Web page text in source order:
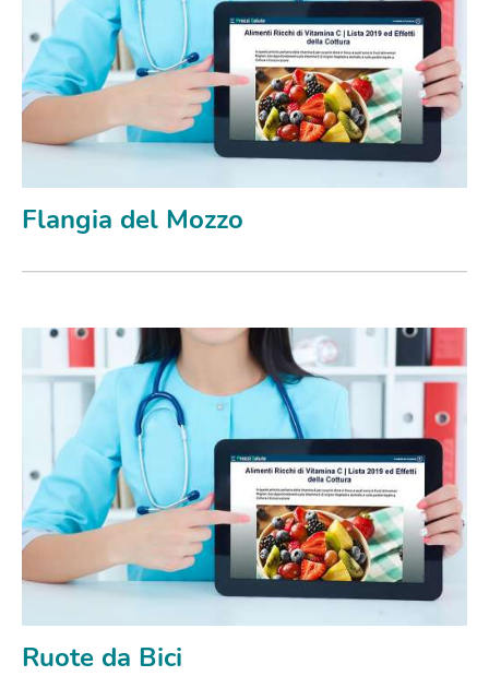
Flangia del Mozzo
Ruote da Bici